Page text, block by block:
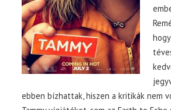
ebben bízhattak, hiszen a kritikák nem